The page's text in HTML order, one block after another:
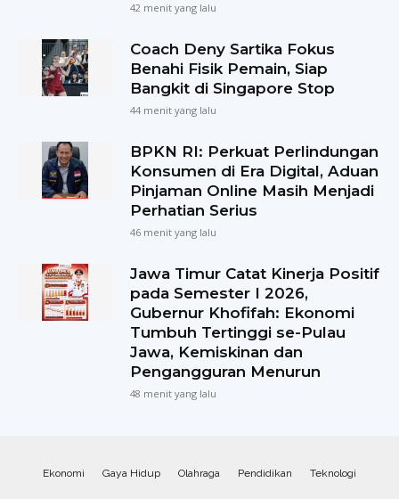
42 menit yang lalu
Coach Deny Sartika Fokus
Benahi Fisik Pemain, Siap
Bangkit di Singapore Stop
44 menit yang lalu
BPKN RI: Perkuat Perlindungan
Konsumen di Era Digital, Aduan
Pinjaman Online Masih Menjadi
Perhatian Serius
46 menit yang lalu
Jawa Timur Catat Kinerja Positif
pada Semester I 2026,
Gubernur Khofifah: Ekonomi
Tumbuh Tertinggi se-Pulau
Jawa, Kemiskinan dan
Pengangguran Menurun
48 menit yang lalu
Ekonomi Gaya Hidup Olahraga Pendidikan Teknologi